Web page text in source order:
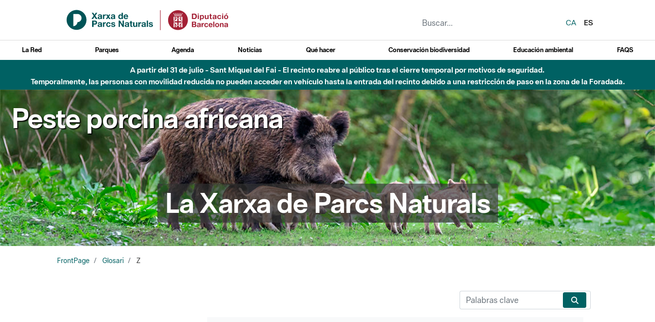
Saltar al contenido principal
CA
ES
La Red Parques Agenda Noticias Qué hacer Conservación biodiversidad Educación ambiental FAQS
A partir del 31 de julio - Sant Miquel del Fai - El recinto reabre al público tras el cierre temporal por motivos de seguridad.
Temporalmente, las personas con movilidad reducida no pueden acceder en vehículo hasta la entrada del recinto debido a una restricción de paso en la zona de la Foradada.
Peste porcina africana
La Xarxa de Parcs Naturals
FrontPage Glosari Z